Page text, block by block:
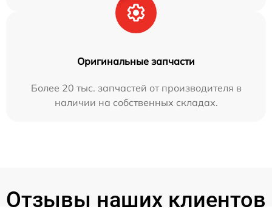
Оригинальные запчасти
Более 20 тыс. запчастей от производителя в
наличии на собственных складах.
Отзывы наших клиентов